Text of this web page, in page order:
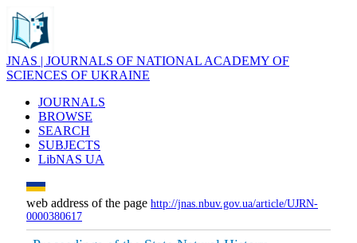
JNAS | JOURNALS OF NATIONAL ACADEMY OF
SCIENCES OF UKRAINE
JOURNALS
BROWSE
SEARCH
SUBJECTS
LibNAS UA
web address of the page http://jnas.nbuv.gov.ua/article/UJRN-
0000380617